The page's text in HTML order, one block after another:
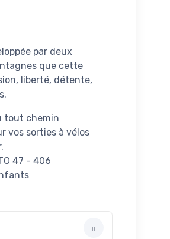
par deux
que cette
liberté, détente,
tout chemin
vos sorties à vélos
47 - 406